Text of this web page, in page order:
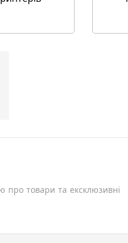
про товари та ексклюзивні